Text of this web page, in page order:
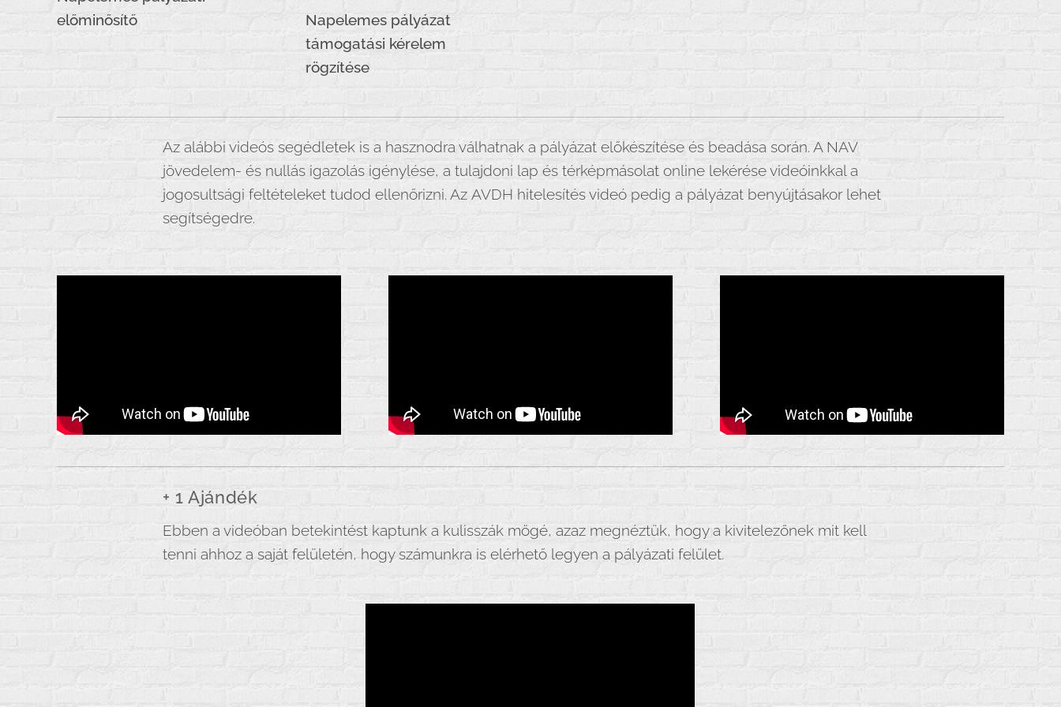
előminősítő
Napelemes pályázat
támogatási kérelem
rögzítése
Az alábbi videós segédletek is a hasznodra válhatnak a pályázat előkészítése és beadása során. A NAV
jövedelem- és nullás igazolás igénylése, a tulajdoni lap és térképmásolat online lekérése videóinkkal a
jogosultsági feltételeket tudod ellenőrizni. Az AVDH hitelesítés videó pedig a pályázat benyújtásakor lehet
segítségedre.
+ 1 Ajándék
Ebben a videóban betekintést kaptunk a kulisszák mögé, azaz megnéztük, hogy a kivitelezőnek mit kell
tenni ahhoz a saját felületén, hogy számunkra is elérhető legyen a pályázati felület.